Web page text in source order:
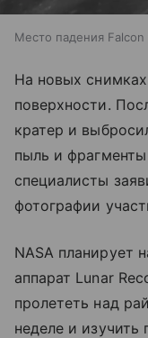
Место падения Falcon
На новых
поверхности.
кратер и
пыль и
специалисты
фотографии
NASA планирует
аппарат Lunar
пролететь над
неделе и изучить